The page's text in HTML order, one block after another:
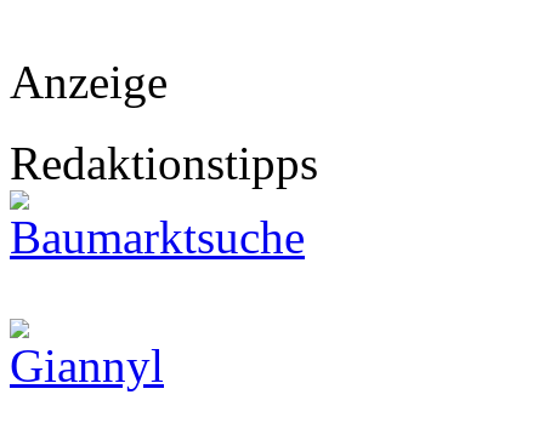
Anzeige
Redaktionstipps